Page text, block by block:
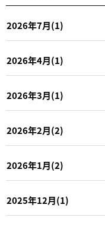
2026年7月(1)
2026年4月(1)
2026年3月(1)
2026年2月(2)
2026年1月(2)
2025年12月(1)